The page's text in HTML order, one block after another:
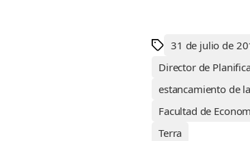
31 de julio de
Director de
estancamiento de
Facultad de
Terra